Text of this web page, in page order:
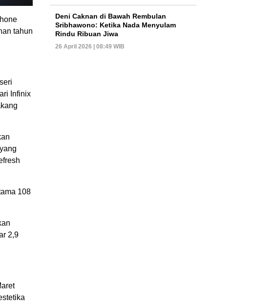
tahun
Infinix
108
2,9
Deni Caknan di Bawah Rembulan
Sribhawono: Ketika Nada Menyulam
Rindu Ribuan Jiwa
26 April 2026 | 08:49 WIB